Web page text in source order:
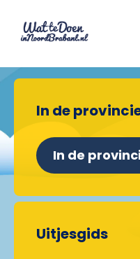
In de
In de
Uitjesgids